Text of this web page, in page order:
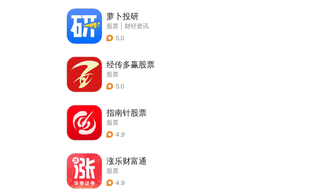
萝卜投研
股票
财经资讯
5.0
经传多赢股票
股票
5.0
指南针股票
股票
4.9
涨乐财富通
股票
4.9